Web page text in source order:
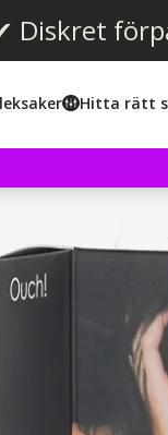
Diskret
Hitta rätt